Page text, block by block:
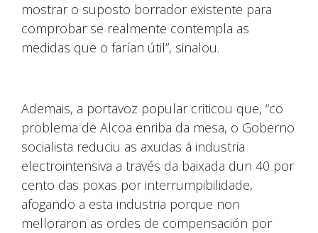
mostrar o suposto borrador existente para
comprobar se realmente contempla as
medidas que o farían útil”, sinalou.
Ademais, a portavoz popular criticou que, “co
problema de Alcoa enriba da mesa, o Goberno
socialista reduciu as axudas á industria
electrointensiva a través da baixada dun 40 por
cento das poxas por interrumpibilidade,
afogando a esta industria porque non
melloraron as ordes de compensación por